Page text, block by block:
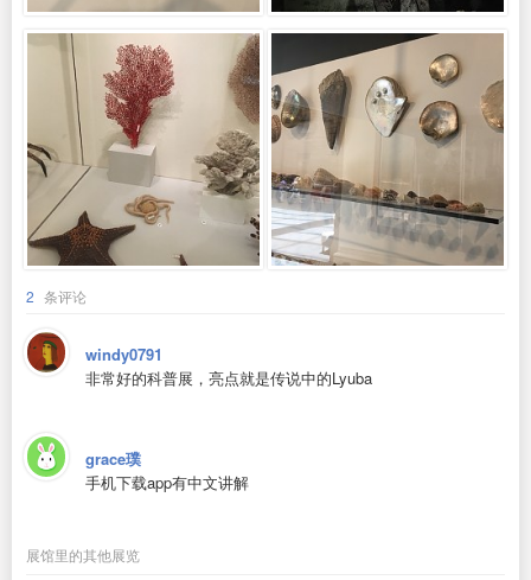
2 条评论
windy0791
非常好的科普展，亮点就是传说中的Lyuba
grace璞
手机下载app有中文讲解
展馆里的其他展览